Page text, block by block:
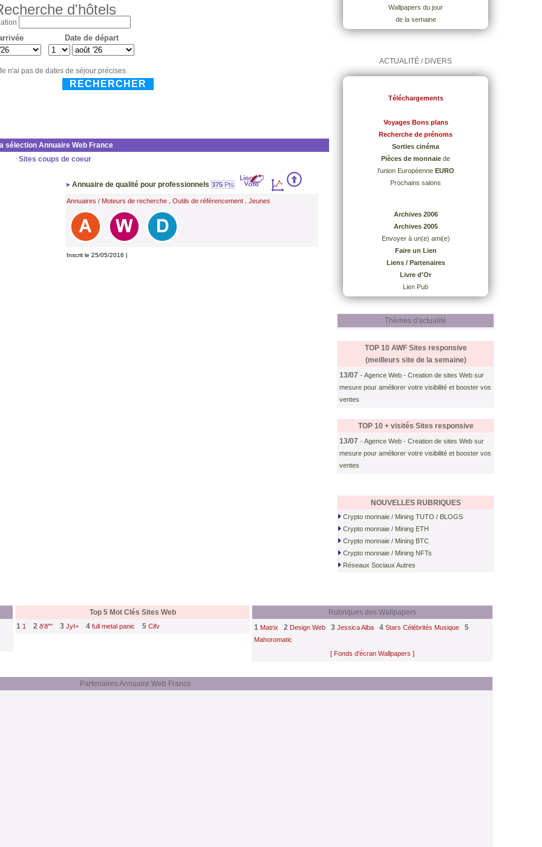
d'hôtels
Date de départ
n'ai pas de dates de séjour précises
RECHERCHER
la sélection Annuaire Web France
Sites coups de coeur
Annuaire de qualité pour professionnels 375Pts
Annuaires / Moteurs de recherche, Outils de référencement, Jeunes
Inscrit le 25/05/2016 |
Wallpapers du jour
de la semaine
ACTUALITÉ / DIVERS
Téléchargements
Voyages Bons plans
Recherche de prénoms
Sorties cinéma
Pièces de monnaie de
l'union Européenne EURO
Prochains salons
Archives 2006
Archives 2005
Envoyer à un(e) ami(e)
Faire un Lien
Liens / Partenaires
Livre d'Or
Lien Pub
Thèmes d'actualité
TOP 10 AWF Sites responsive
(meilleurs site de la semaine)
13/07 - Agence Web - Creation de sites Web sur
mesure pour améliorer votre visibilité et booster vos
ventes
TOP 10 + visités Sites responsive
13/07 - Agence Web - Creation de sites Web sur
mesure pour améliorer votre visibilité et booster vos
ventes
NOUVELLES RUBRIQUES
Crypto monnaie / Mining TUTO / BLOGS
Crypto monnaie / Mining ETH
Crypto monnaie / Mining BTC
Crypto monnaie / Mining NFTs
Réseaux Sociaux Autres
Top 5 Mot Clés Sites Web
1 1 2 ð'ð"" 3 JyI= 4 full metal panic 5 Cifv
Rubriques des Wallpapers
1 Matrix 2 Design Web 3 Jessica Alba 4 Stars Célébrités Musique 5
Mahoromatic
[ Fonds d'écran Wallpapers ]
Partenaires Annuaire Web France